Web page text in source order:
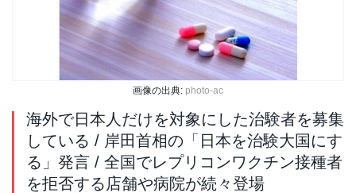
画像の出典: photo-ac
海外で日本人だけを対象にした治験者を募集
している / 岸田首相の「日本を治験大国にす
る」発言 / 全国でレプリコンワクチン接種者
を拒否する店舗や病院が続々登場